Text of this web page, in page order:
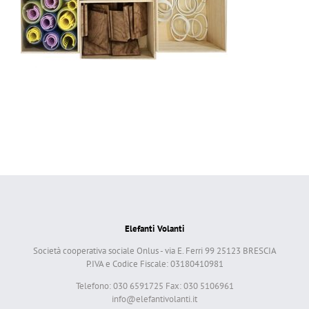
Elefanti Volanti
Società cooperativa sociale Onlus - via E. Ferri 99 25123 BRESCIA
P.IVA e Codice Fiscale: 03180410981
Telefono: 030 6591725 Fax: 030 5106961
info@elefantivolanti.it